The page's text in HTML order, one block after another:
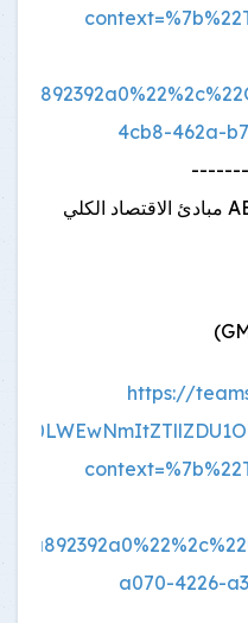
4cb8-462a-
https://
a070-4226-